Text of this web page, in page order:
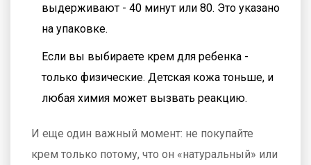
выдерживают - 40 минут или 80. Это указано
на упаковке.
Если вы выбираете крем для ребенка -
только физические. Детская кожа тоньше, и
любая химия может вызвать реакцию.
И еще один важный момент: не покупайте
крем только потому, что он «натуральный» или